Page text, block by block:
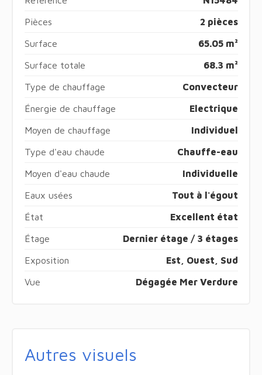
Pièces 2 pièces
Surface 65.05 m²
Surface totale 68.3 m²
Type de chauffage Convecteur
Énergie de chauffage Electrique
Moyen de chauffage Individuel
Type d'eau chaude Chauffe-eau
Moyen d'eau chaude Individuelle
Eaux usées Tout à l'égout
État Excellent état
Étage Dernier étage / 3 étages
Exposition Est, Ouest, Sud
Vue Dégagée Mer Verdure
Autres visuels